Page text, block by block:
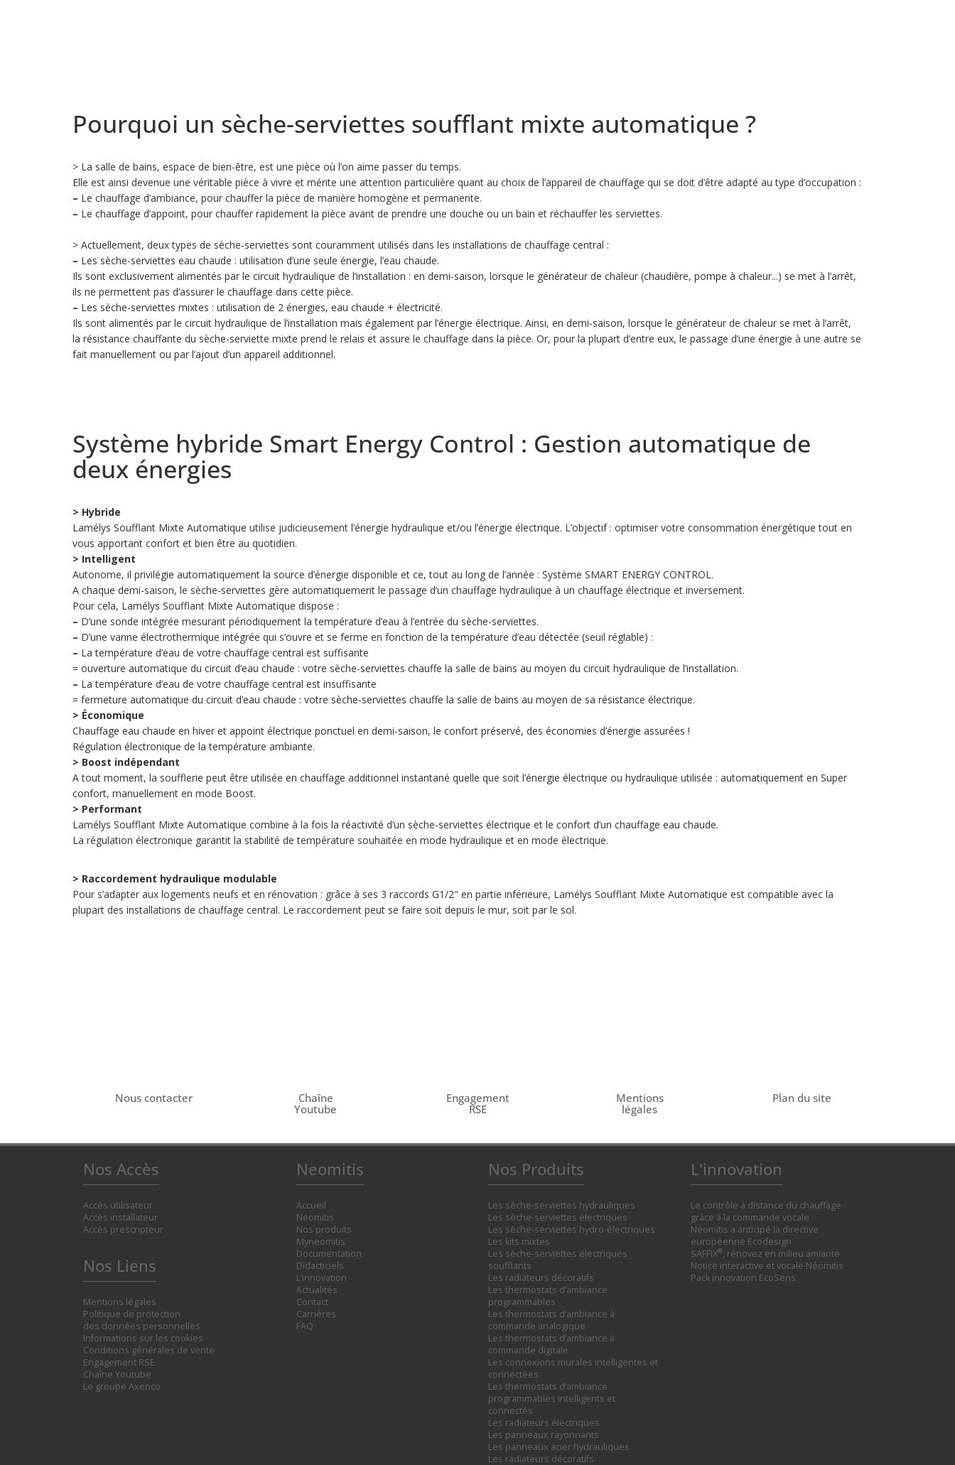
Pourquoi un sèche-serviettes soufflant mixte automatique ?
> La salle de bains, espace de bien-être, est une pièce où l’on aime passer du temps.
Elle est ainsi devenue une véritable pièce à vivre et mérite une attention particulière quant au choix de l’appareil de chauffage qui se doit d’être adapté au type d’occupation :
– Le chauffage d’ambiance, pour chauffer la pièce de manière homogène et permanente.
– Le chauffage d’appoint, pour chauffer rapidement la pièce avant de prendre une douche ou un bain et réchauffer les serviettes.
> Actuellement, deux types de sèche-serviettes sont couramment utilisés dans les installations de chauffage central :
– Les sèche-serviettes eau chaude : utilisation d’une seule énergie, l’eau chaude.
Ils sont exclusivement alimentés par le circuit hydraulique de l’installation : en demi-saison, lorsque le générateur de chaleur (chaudière, pompe à chaleur...) se met à l’arrêt,
ils ne permettent pas d’assurer le chauffage dans cette pièce.
– Les sèche-serviettes mixtes : utilisation de 2 énergies, eau chaude + électricité.
Ils sont alimentés par le circuit hydraulique de l’installation mais également par l’énergie électrique. Ainsi, en demi-saison, lorsque le générateur de chaleur se met à l’arrêt,
la résistance chauffante du sèche-serviette mixte prend le relais et assure le chauffage dans la pièce. Or, pour la plupart d’entre eux, le passage d’une énergie à une autre se
fait manuellement ou par l’ajout d’un appareil additionnel.
Système hybride Smart Energy Control : Gestion automatique de
deux énergies
> Hybride
Lamélys Soufflant Mixte Automatique utilise judicieusement l’énergie hydraulique et/ou l’énergie électrique. L’objectif : optimiser votre consommation énergétique tout en
vous apportant confort et bien être au quotidien.
> Intelligent
Autonome, il privilégie automatiquement la source d’énergie disponible et ce, tout au long de l’année : Système SMART ENERGY CONTROL.
A chaque demi-saison, le sèche-serviettes gère automatiquement le passage d’un chauffage hydraulique à un chauffage électrique et inversement.
Pour cela, Lamélys Soufflant Mixte Automatique dispose :
– D’une sonde intégrée mesurant périodiquement la température d’eau à l’entrée du sèche-serviettes.
– D’une vanne électrothermique intégrée qui s’ouvre et se ferme en fonction de la température d’eau détectée (seuil réglable) :
– La température d’eau de votre chauffage central est suffisante
= ouverture automatique du circuit d’eau chaude : votre sèche-serviettes chauffe la salle de bains au moyen du circuit hydraulique de l’installation.
– La température d’eau de votre chauffage central est insuffisante
= fermeture automatique du circuit d’eau chaude : votre sèche-serviettes chauffe la salle de bains au moyen de sa résistance électrique.
> Économique
Chauffage eau chaude en hiver et appoint électrique ponctuel en demi-saison, le confort préservé, des économies d’énergie assurées !
Régulation électronique de la température ambiante.
> Boost indépendant
A tout moment, la soufflerie peut être utilisée en chauffage additionnel instantané quelle que soit l’énergie électrique ou hydraulique utilisée : automatiquement en Super
confort, manuellement en mode Boost.
> Performant
Lamélys Soufflant Mixte Automatique combine à la fois la réactivité d’un sèche-serviettes électrique et le confort d’un chauffage eau chaude.
La régulation électronique garantit la stabilité de température souhaitée en mode hydraulique et en mode électrique.
> Raccordement hydraulique modulable
Pour s’adapter aux logements neufs et en rénovation : grâce à ses 3 raccords G1/2" en partie inférieure, Lamélys Soufflant Mixte Automatique est compatible avec la
plupart des installations de chauffage central. Le raccordement peut se faire soit depuis le mur, soit par le sol.
Nous contacter
Chaîne
Youtube
Engagement
RSE
Mentions
légales
Plan du site
Nos Accès
Accès utilisateur
Accès installateur
Accès prescripteur
Nos Liens
Mentions légales
Politique de protection
des données personnelles
Informations sur les cookies
Conditions générales de vente
Engagement RSE
Chaîne Youtube
Le groupe Axenco
Neomitis
Accueil
Néomitis
Nos produits
Myneomitis
Documentation
Didacticiels
L’innovation
Actualités
Contact
Carrières
FAQ
Nos Produits
Les sèche-serviettes hydrauliques
Les sèche-serviettes électriques
Les sèche-serviettes hydro-électriques
Les kits mixtes
Les sèche-serviettes électriques
soufflants
Les radiateurs décoratifs
Les thermostats d’ambiance
programmables
Les thermostats d’ambiance à
commande analogique
Les thermostats d’ambiance à
commande digitale
Les connexions murales intelligentes et
connectées
Les thermostats d’ambiance
programmables intelligents et
connectés
Les radiateurs électriques
Les panneaux rayonnants
Les panneaux acier hydrauliques
Les radiateurs décoratifs
L'innovation
Le contrôle à distance du chauffage
grâce à la commande vocale
Néomitis a anticipé la directive
européenne Ecodesign
SAFFIX®, rénovez en milieu amianté
Notice interactive et vocale Néomitis
Pack innovation EcoSens